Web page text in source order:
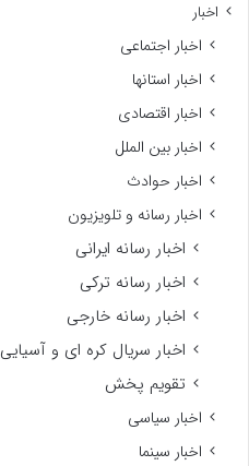
اخبار
اخبار اجتماعی
اخبار استانها
اخبار اقتصادی
اخبار بین الملل
اخبار حوادث
اخبار رسانه و تلویزیون
اخبار رسانه ایرانی
اخبار رسانه ترکی
اخبار رسانه خارجی
اخبار سریال کره ای و آسیایی
تقویم پخش
اخبار سیاسی
اخبار سینما